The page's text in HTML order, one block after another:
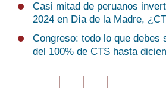
Casi mitad de peruanos
2024 en Día de la Madre,
Congreso: todo lo que debes
del 100% de CTS hasta